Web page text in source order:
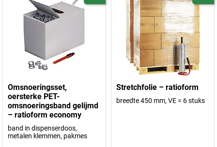
Omsnoeringsset,
oersterke PET-
omsnoeringsband gelijmd
– ratioform economy
band in dispenserdoos,
metalen klemmen, pakmes
Stretchfolie – ratioform
breedte 450 mm, VE = 6 stuks